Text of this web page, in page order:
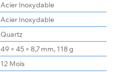
Acier Inoxydable
Acier Inoxydable
Quartz
49 × 45 × 8,7 mm, 118 g
12 Mois